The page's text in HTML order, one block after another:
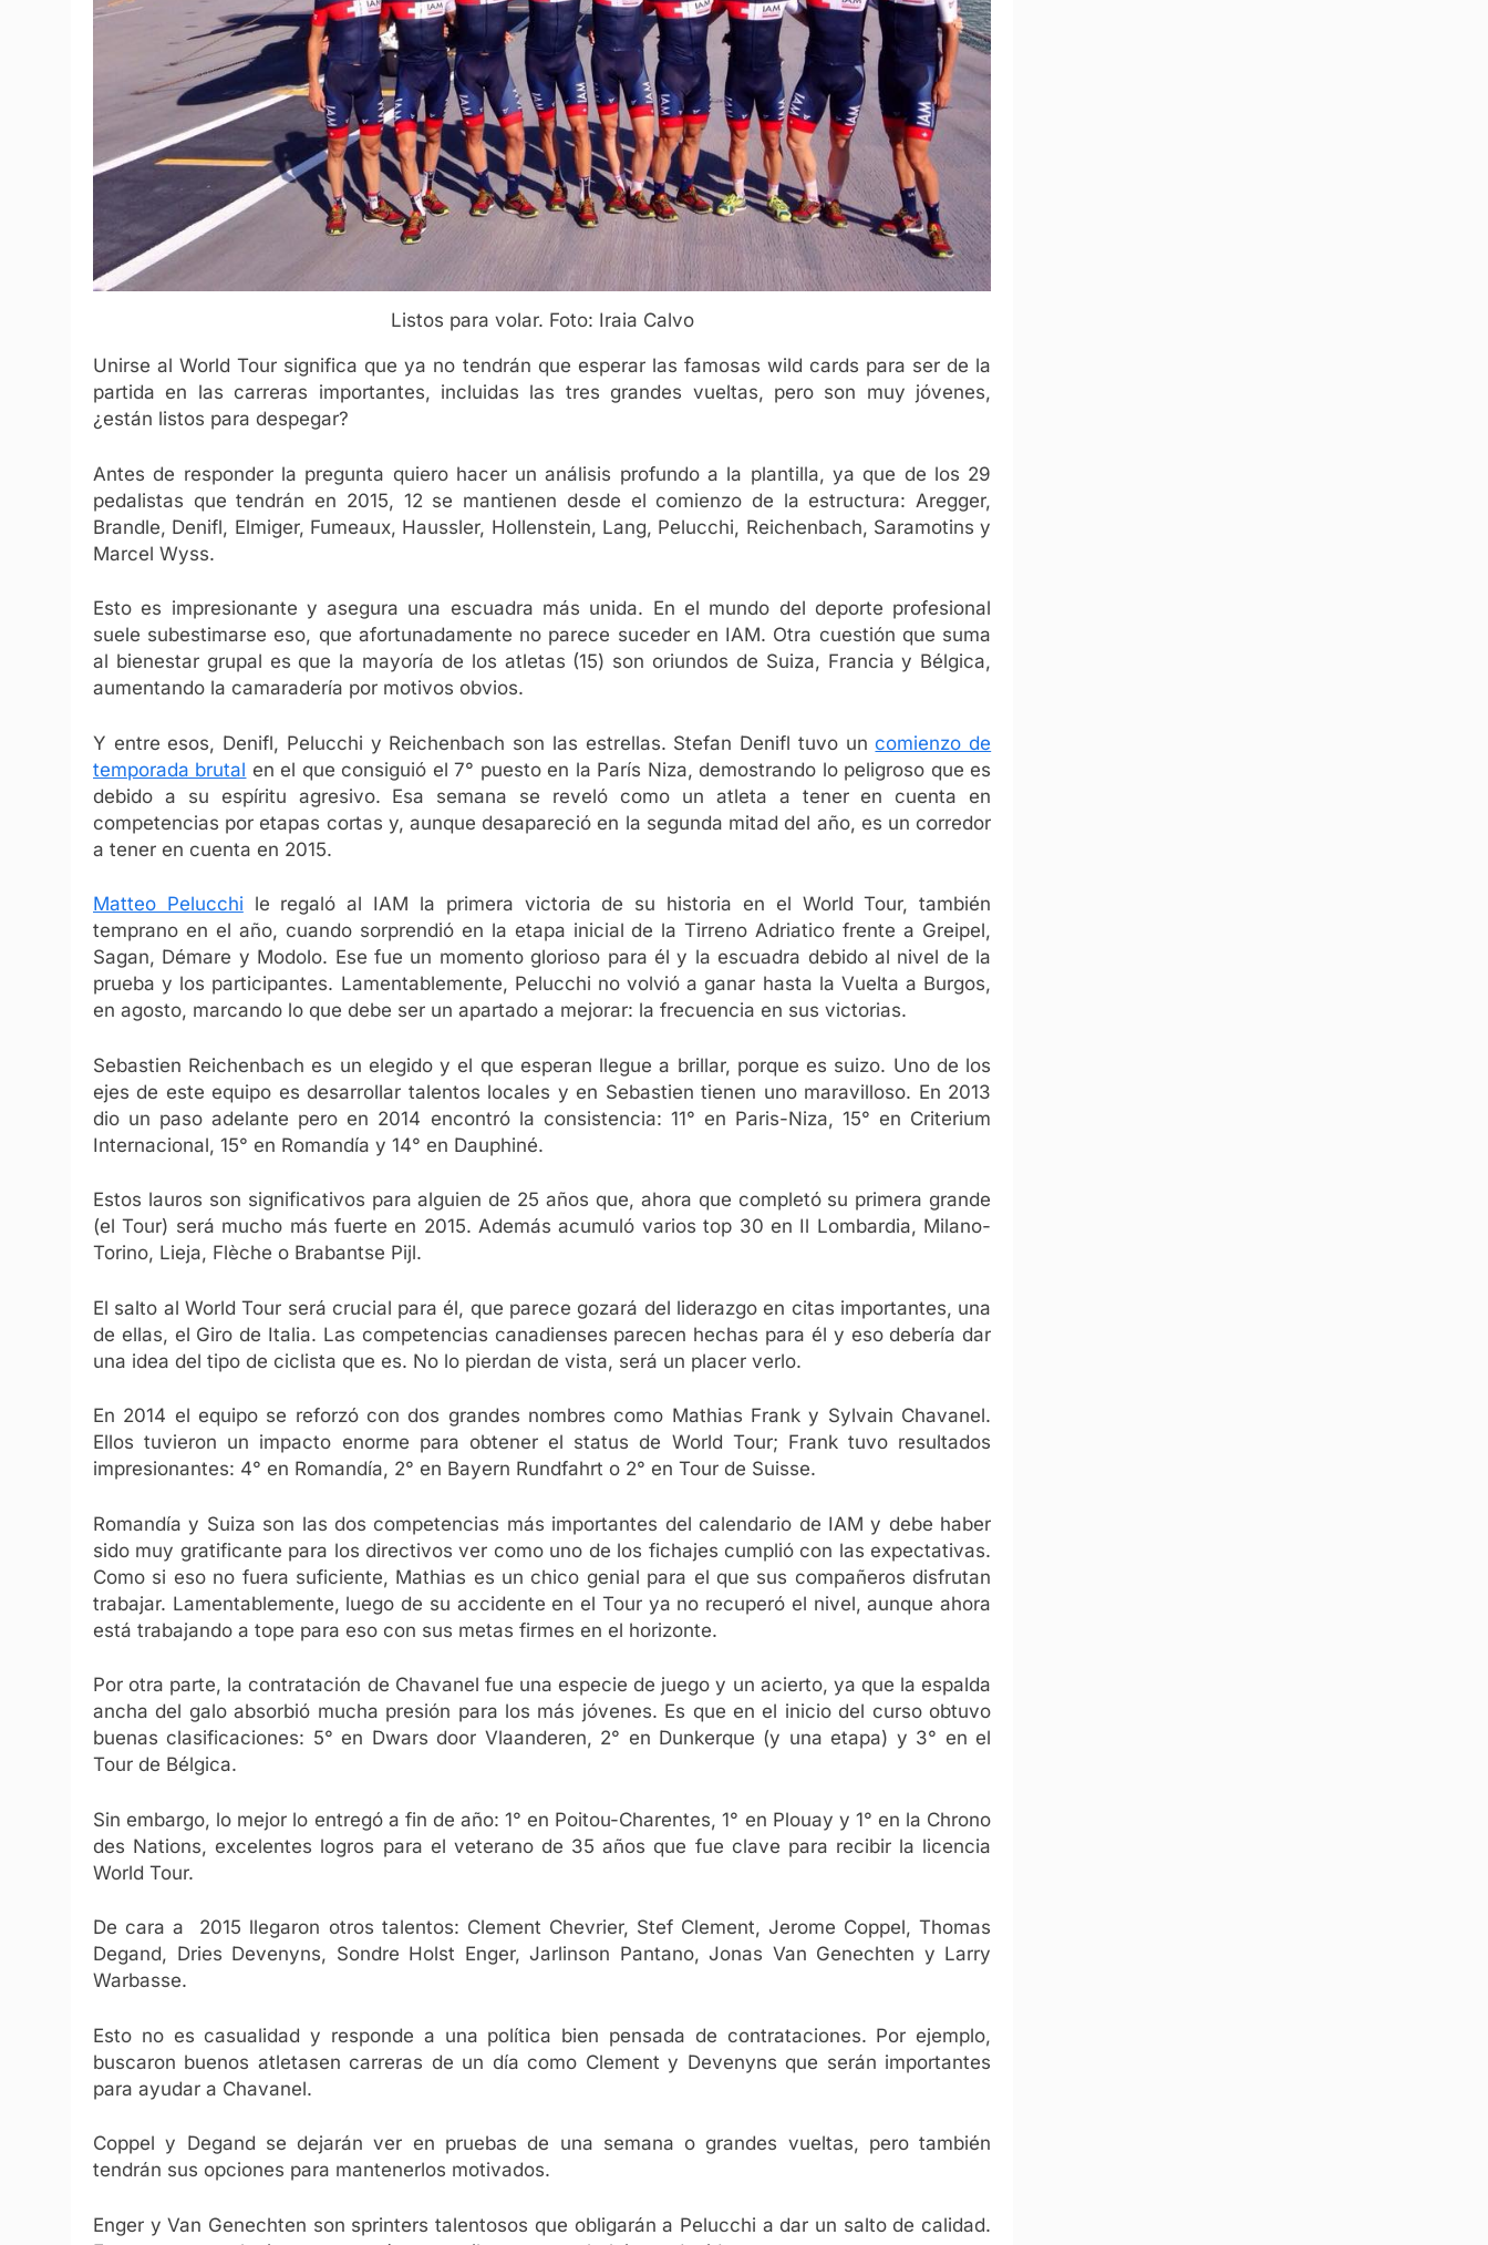
Listos para volar. Foto: Iraia Calvo
Unirse al World Tour significa que ya no tendrán que esperar las famosas wild cards para ser de la
partida en las carreras importantes, incluidas las tres grandes vueltas, pero son muy jóvenes,
¿están listos para despegar?
Antes de responder la pregunta quiero hacer un análisis profundo a la plantilla, ya que de los 29
pedalistas que tendrán en 2015, 12 se mantienen desde el comienzo de la estructura: Aregger,
Brandle, Denifl, Elmiger, Fumeaux, Haussler, Hollenstein, Lang, Pelucchi, Reichenbach, Saramotins y
Marcel Wyss.
Esto es impresionante y asegura una escuadra más unida. En el mundo del deporte profesional
suele subestimarse eso, que afortunadamente no parece suceder en IAM. Otra cuestión que suma
al bienestar grupal es que la mayoría de los atletas (15) son oriundos de Suiza, Francia y Bélgica,
aumentando la camaradería por motivos obvios.
Y entre esos, Denifl, Pelucchi y Reichenbach son las estrellas. Stefan Denifl tuvo uncomienzo de
temporada brutal en el que consiguió el 7° puesto en la París Niza, demostrando lo peligroso que es
debido a su espíritu agresivo. Esa semana se reveló como un atleta a tener en cuenta en
competencias por etapas cortas y, aunque desapareció en la segunda mitad del año, es un corredor
a tener en cuenta en 2015.
Matteo Pelucchi le regaló al IAM la primera victoria de su historia en el World Tour, también
temprano en el año, cuando sorprendió en la etapa inicial de la Tirreno Adriatico frente a Greipel,
Sagan, Démare y Modolo. Ese fue un momento glorioso para él y la escuadra debido al nivel de la
prueba y los participantes. Lamentablemente, Pelucchi no volvió a ganar hasta la Vuelta a Burgos,
en agosto, marcando lo que debe ser un apartado a mejorar: la frecuencia en sus victorias.
Sebastien Reichenbach es un elegido y el que esperan llegue a brillar, porque es suizo. Uno de los
ejes de este equipo es desarrollar talentos locales y en Sebastien tienen uno maravilloso. En 2013
dio un paso adelante pero en 2014 encontró la consistencia: 11° en Paris-Niza, 15° en Criterium
Internacional, 15° en Romandía y 14° en Dauphiné.
Estos lauros son significativos para alguien de 25 años que, ahora que completó su primera grande
(el Tour) será mucho más fuerte en 2015. Además acumuló varios top 30 en Il Lombardia, Milano-
Torino, Lieja, Flèche o Brabantse Pijl.
El salto al World Tour será crucial para él, que parece gozará del liderazgo en citas importantes, una
de ellas, el Giro de Italia. Las competencias canadienses parecen hechas para él y eso debería dar
una idea del tipo de ciclista que es. No lo pierdan de vista, será un placer verlo.
En 2014 el equipo se reforzó con dos grandes nombres como Mathias Frank y Sylvain Chavanel.
Ellos tuvieron un impacto enorme para obtener el status de World Tour; Frank tuvo resultados
impresionantes: 4° en Romandía, 2° en Bayern Rundfahrt o 2° en Tour de Suisse.
Romandía y Suiza son las dos competencias más importantes del calendario de IAM y debe haber
sido muy gratificante para los directivos ver como uno de los fichajes cumplió con las expectativas.
Como si eso no fuera suficiente, Mathias es un chico genial para el que sus compañeros disfrutan
trabajar. Lamentablemente, luego de su accidente en el Tour ya no recuperó el nivel, aunque ahora
está trabajando a tope para eso con sus metas firmes en el horizonte.
Por otra parte, la contratación de Chavanel fue una especie de juego y un acierto, ya que la espalda
ancha del galo absorbió mucha presión para los más jóvenes. Es que en el inicio del curso obtuvo
buenas clasificaciones: 5° en Dwars door Vlaanderen, 2° en Dunkerque (y una etapa) y 3° en el
Tour de Bélgica.
Sin embargo, lo mejor lo entregó a fin de año: 1° en Poitou-Charentes, 1° en Plouay y 1° en la Chrono
des Nations, excelentes logros para el veterano de 35 años que fue clave para recibir la licencia
World Tour.
De cara a 2015 llegaron otros talentos: Clement Chevrier, Stef Clement, Jerome Coppel, Thomas
Degand, Dries Devenyns, Sondre Holst Enger, Jarlinson Pantano, Jonas Van Genechten y Larry
Warbasse.
Esto no es casualidad y responde a una política bien pensada de contrataciones. Por ejemplo,
buscaron buenos atletasen carreras de un día como Clement y Devenyns que serán importantes
para ayudar a Chavanel.
Coppel y Degand se dejarán ver en pruebas de una semana o grandes vueltas, pero también
tendrán sus opciones para mantenerlos motivados.
Enger y Van Genechten son sprinters talentosos que obligarán a Pelucchi a dar un salto de calidad.